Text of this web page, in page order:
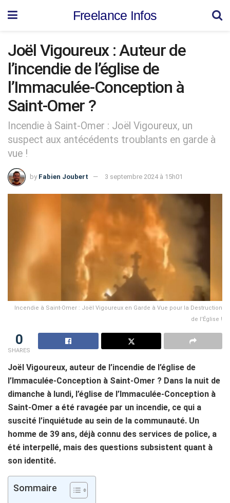
Freelance Infos
Joël Vigoureux : Auteur de
l’incendie de l’église de
l’Immaculée-Conception à
Saint-Omer ?
Incendie à Saint-Omer : Joël Vigoureux, un
suspect aux antécédents troublants en garde à
vue !
by Fabien Joubert 3 septembre 2024 à 15h01
Incendie à Saint-Omer : Joël Vigoureux en Garde à Vue pour la Destruction
de l'Église !
0
SHARES
Joël Vigoureux, auteur de l’incendie de l’église de
l’Immaculée-Conception à Saint-Omer ? Dans la nuit de
dimanche à lundi, l’église de l’Immaculée-Conception à
Saint-Omer a été ravagée par un incendie, ce qui a
suscité l’inquiétude au sein de la communauté. Un
homme de 39 ans, déjà connu des services de police, a
été interpellé, mais des questions subsistent quant à
son identité.
Sommaire